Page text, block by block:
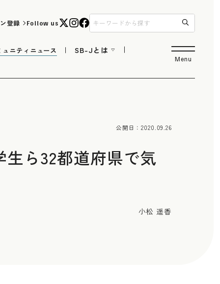
登録 Follow us
ュニティニュース SB-Jとは
Menu
公開日：2020.09.26
ら32都道府県で気
小松 遥香